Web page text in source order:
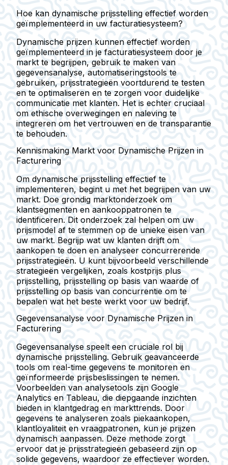
Hoe kan dynamische prijsstelling effectief worden
geïmplementeerd in uw facturatiesysteem?
Dynamische prijzen kunnen effectief worden
geïmplementeerd in je facturatiesysteem door je
markt te begrijpen, gebruik te maken van
gegevensanalyse, automatiseringstools te
gebruiken, prijsstrategieën voortdurend te testen
en te optimaliseren en te zorgen voor duidelijke
communicatie met klanten. Het is echter cruciaal
om ethische overwegingen en naleving te
integreren om het vertrouwen en de transparantie
te behouden.
Kennismaking Markt voor Dynamische Prijzen in
Facturering
Om dynamische prijsstelling effectief te
implementeren, begint u met het begrijpen van uw
markt. Doe grondig marktonderzoek om
klantsegmenten en aankooppatronen te
identificeren. Dit onderzoek zal helpen om uw
prijsmodel af te stemmen op de unieke eisen van
uw markt. Begrijp wat uw klanten drijft om
aankopen te doen en analyseer concurrerende
prijsstrategieën. U kunt bijvoorbeeld verschillende
strategieën vergelijken, zoals kostprijs plus
prijsstelling, prijsstelling op basis van waarde of
prijsstelling op basis van concurrentie om te
bepalen wat het beste werkt voor uw bedrijf.
Gegevensanalyse voor Dynamische Prijzen in
Facturering
Gegevensanalyse speelt een cruciale rol bij
dynamische prijsstelling. Gebruik geavanceerde
tools om real-time gegevens te monitoren en
geïnformeerde prijsbeslissingen te nemen.
Voorbeelden van analysetools zijn Google
Analytics en Tableau, die diepgaande inzichten
bieden in klantgedrag en markttrends. Door
gegevens te analyseren zoals piekaankopen,
klantloyaliteit en vraagpatronen, kun je prijzen
dynamisch aanpassen. Deze methode zorgt
ervoor dat je prijsstrategieën gebaseerd zijn op
solide gegevens, waardoor ze effectiever worden.